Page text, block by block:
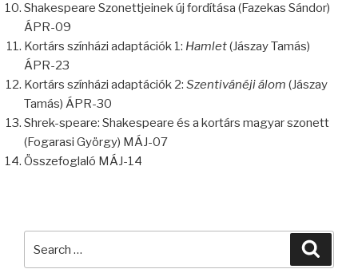
Shakespeare Szonettjeinek új fordítása (Fazekas Sándor)
ÁPR-09
Kortárs színházi adaptációk 1: Hamlet(Jászay Tamás)
ÁPR-23
Kortárs színházi adaptációk 2: Szentivánéji álom (Jászay
Tamás) ÁPR-30
Shrek-speare: Shakespeare és a kortárs magyar szonett
(Fogarasi György) MÁJ-07
Összefoglaló MÁJ-14